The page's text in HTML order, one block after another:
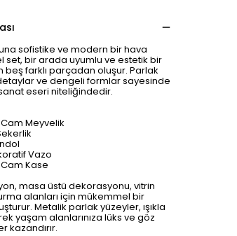
sofistike ve modern bir hava
set, bir arada uyumlu ve estetik bir
beş farklı parçadan oluşur. Parlak
ve dengeli formlar sayesinde
eseri niteliğindedir.
Meyvelik
Vazo
Kase
masa üstü dekorasyonu, vitrin
alanları için mükemmel bir
Metalik parlak yüzeyler, ışıkla
yaşam alanlarınıza lüks ve göz
kazandırır.